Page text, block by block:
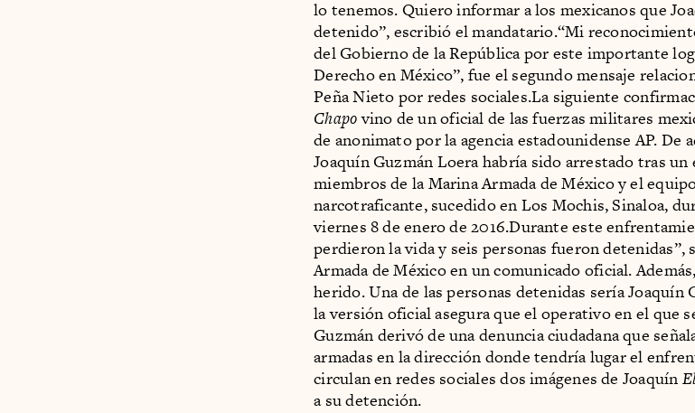
lo tenemos. Quiero informar a los mexicanos que
detenido”, escribió el mandatario.“Mi
del Gobierno de la República por este importante
Derecho en México”, fue el segundo mensaje
Peña Nieto por redes sociales.La siguiente
Chapovino de un oficial de las fuerzas militares
de anonimato por la agencia estadounidense AP. De
Joaquín Guzmán Loera habría sido arrestado tras
miembros de la Marina Armada de México y el
narcotraficante, sucedido en Los Mochis, Sinaloa,
viernes 8 de enero de 2016.Durante este
perdieron la vida y seis personas fueron
Armada de México en un comunicado oficial.
herido. Una de las personas detenidas sería Joaquín
la versión oficial asegura que el operativo en el que
Guzmán derivó de una denuncia ciudadana que
armadas en la dirección donde tendría lugar el
circulan en redes sociales dos imágenes de Joaquín
a su detención.